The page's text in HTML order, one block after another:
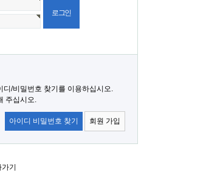
디/비밀번호 찾기를 이용하십시오.
주십시오.
아이디 비밀번호 찾기 회원 가입
기